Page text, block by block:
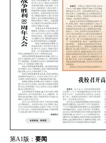
第A1版： 要闻